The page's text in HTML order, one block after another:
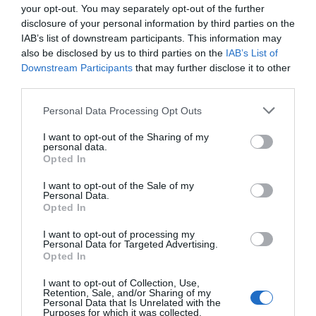
your opt-out. You may separately opt-out of the further
disclosure of your personal information by third parties on the
IAB’s list of downstream participants. This information may
also be disclosed by us to third parties on the IAB’s List of
Downstream Participants that may further disclose it to other
Personal Data Processing Opt Outs
I want to opt-out of the Sharing of my
personal data.
Opted In
I want to opt-out of the Sale of my
Personal Data.
Opted In
I want to opt-out of processing my
Personal Data for Targeted Advertising.
Opted In
I want to opt-out of Collection, Use,
Retention, Sale, and/or Sharing of my
Personal Data that Is Unrelated with the
Purposes for which it was collected.
tercer trimestre
Según la previsión del algoritmo, a nivel estatal el
número de capitales en España con valores de
(pasan de 27 a 26). Las ciudades de Logroño
(+22,9%), Zamora (+19,9%) y Girona (+11,4%)
experimentarán los incrementos más altos en los
cerrar el tercer trimestre. Asimismo, otras
capitales de provincia registrarán subidas
notables. El valor de un inmueble en Vitoria se
incrementará un 8,6%, seguida de las ciudades de
Badajoz (+7,9%), Cuenca (+5,7%) y Córdoba
(+4,0%). Según el algoritmo, estas capitales
completarán el Top 10 de ciudades con los